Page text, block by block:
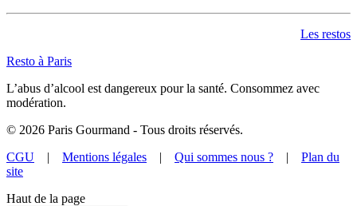
Les restos
Resto à Paris
L’abus d’alcool est dangereux pour la santé. Consommez avec
modération.
© 2026 Paris Gourmand - Tous droits réservés.
CGU | Mentions légales | Qui sommes nous ? | Plan du
site
Haut de la page